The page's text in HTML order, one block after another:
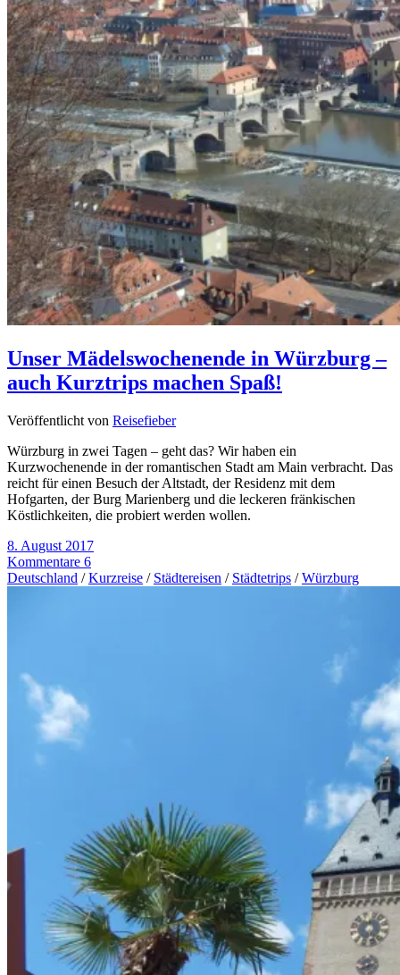
Unser Mädelswochenende in Würzburg –
auch Kurztrips machen Spaß!
Veröffentlicht von Reisefieber
Würzburg in zwei Tagen – geht das? Wir haben ein
Kurzwochenende in der romantischen Stadt am Main verbracht. Das
reicht für einen Besuch der Altstadt, der Residenz mit dem
Hofgarten, der Burg Marienberg und die leckeren fränkischen
Köstlichkeiten, die probiert werden wollen.
8. August 2017
Kommentare 6
Deutschland /Kurzreise / Städtereisen / Städtetrips /Würzburg